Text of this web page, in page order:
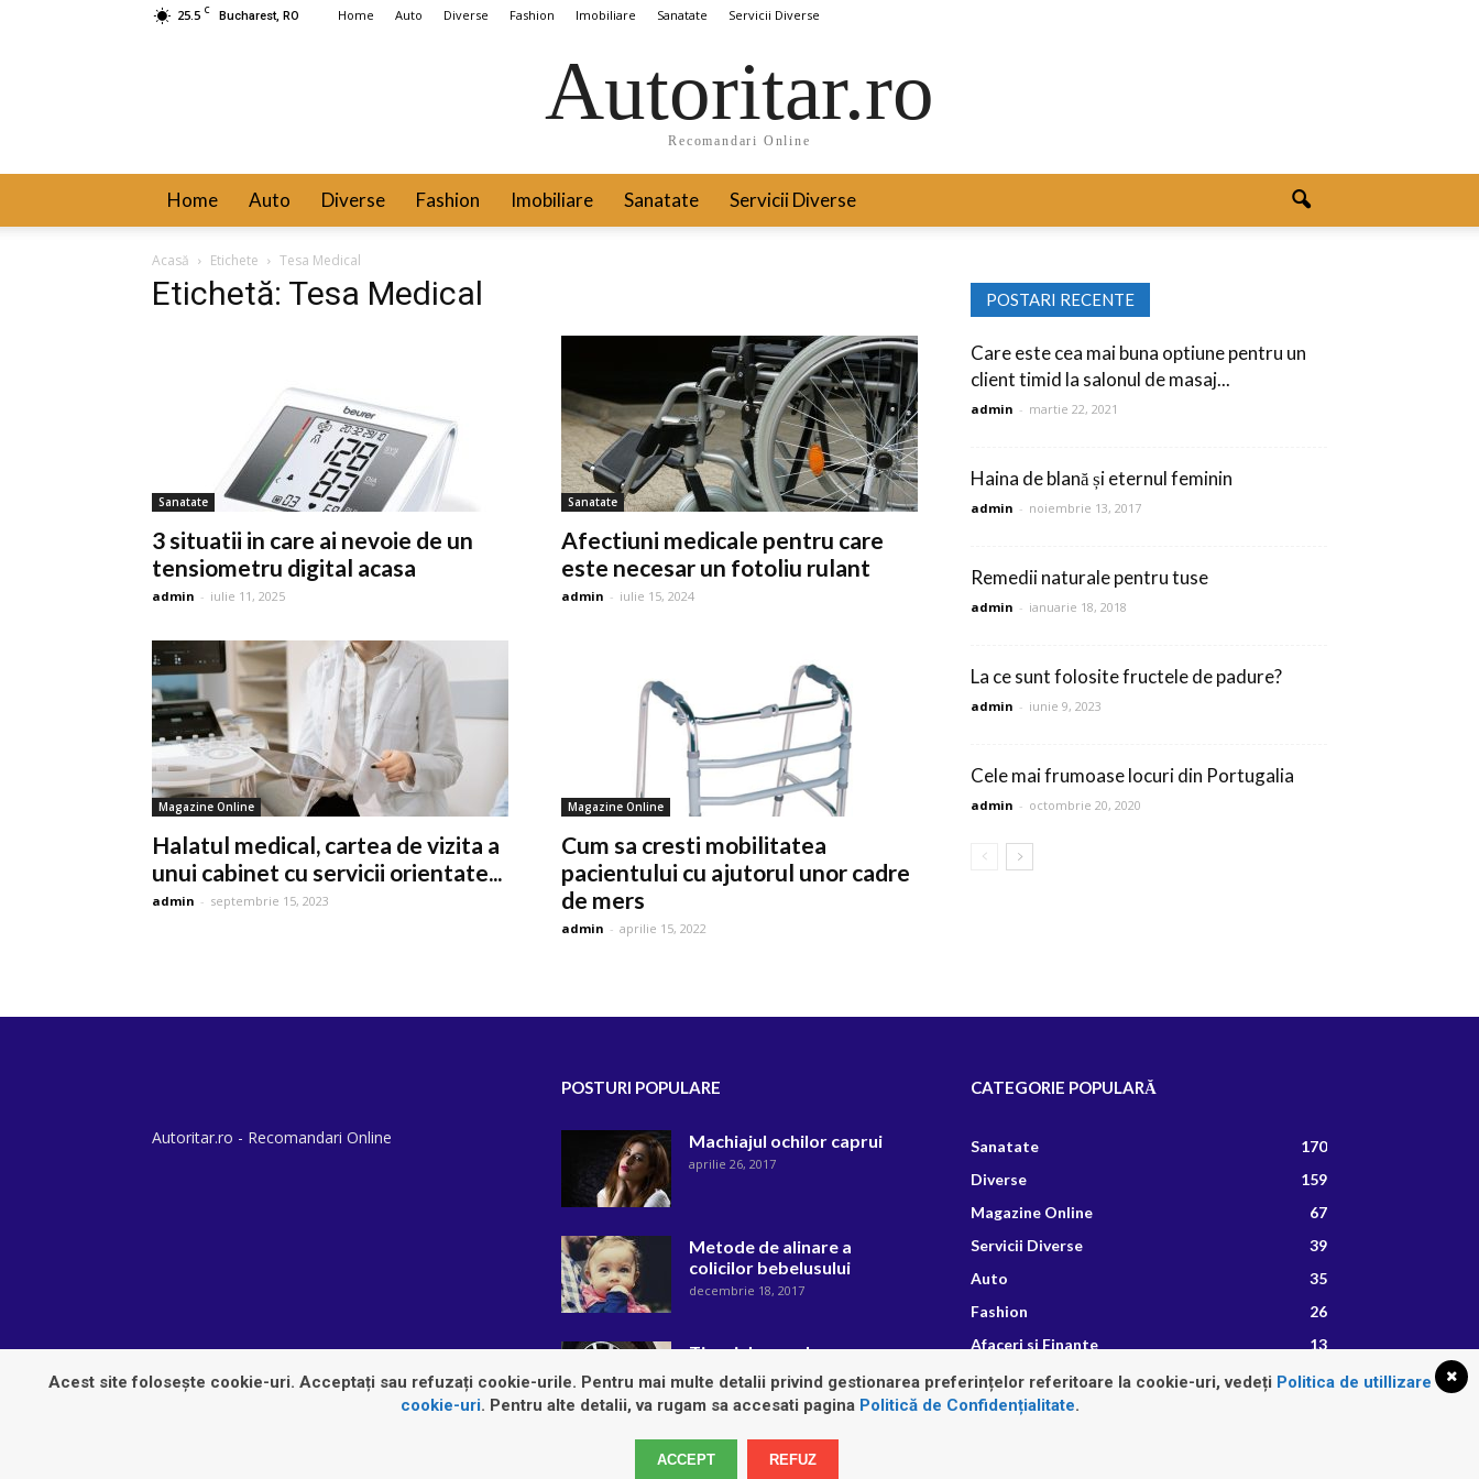
25.5 C Bucharest, RO Home Auto Diverse Fashion Imobiliare Sanatate Servicii Diverse
Autoritar.ro
Recomandari Online
Home Auto Diverse Fashion Imobiliare Sanatate Servicii Diverse
Acasă Etichete Tesa Medical
Etichetă: Tesa Medical
Sanatate
3 situatii in care ai nevoie de un
tensiometru digital acasa
admin - iulie 11, 2025
Sanatate
Afectiuni medicale pentru care
este necesar un fotoliu rulant
admin - iulie 15, 2024
Magazine Online
Halatul medical, cartea de vizita a
unui cabinet cu servicii orientate...
admin - septembrie 15, 2023
Magazine Online
Cum sa cresti mobilitatea
pacientului cu ajutorul unor cadre
de mers
admin - aprilie 15, 2022
POSTARI RECENTE
Care este cea mai buna optiune pentru un
client timid la salonul de masaj...
admin - martie 22, 2021
Haina de blană și eternul feminin
admin - noiembrie 13, 2017
Remedii naturale pentru tuse
admin - ianuarie 18, 2018
La ce sunt folosite fructele de padure?
admin - iunie 9, 2023
Cele mai frumoase locuri din Portugalia
admin - octombrie 20, 2020
Autoritar.ro - Recomandari Online
POSTURI POPULARE
Machiajul ochilor caprui
aprilie 26, 2017
Metode de alinare a
colicilor bebelusului
decembrie 18, 2017
Tipuri de anvelope
august 22, 2018
CATEGORIE POPULARĂ
Sanatate
170
Diverse
159
Magazine Online
67
Servicii Diverse
39
Auto
35
Fashion
26
Afaceri si Finante
13
Retete Culinare
8
Acest site folosește cookie-uri. Acceptați sau refuzați cookie-urile. Pentru mai multe detalii privind gestionarea preferințelor referitoare la cookie-uri, vedeți Politica de utillizare
cookie-uri. Pentru alte detalii, va rugam sa accesati pagina Politică de Confidențialitate.
ACCEPT REFUZ